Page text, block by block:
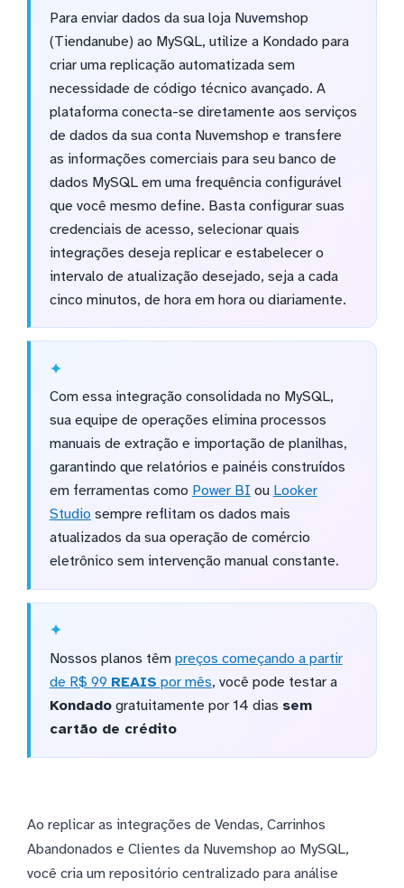
Para enviar dados da sua loja Nuvemshop
(Tiendanube) ao MySQL, utilize a Kondado para
criar uma replicação automatizada sem
necessidade de código técnico avançado. A
plataforma conecta-se diretamente aos serviços
de dados da sua conta Nuvemshop e transfere
as informações comerciais para seu banco de
dados MySQL em uma frequência configurável
que você mesmo define. Basta configurar suas
credenciais de acesso, selecionar quais
integrações deseja replicar e estabelecer o
intervalo de atualização desejado, seja a cada
cinco minutos, de hora em hora ou diariamente.
Com essa integração consolidada no MySQL,
sua equipe de operações elimina processos
manuais de extração e importação de planilhas,
garantindo que relatórios e painéis construídos
em ferramentas como Power BI ou Looker
Studio sempre reflitam os dados mais
atualizados da sua operação de comércio
eletrônico sem intervenção manual constante.
Nossos planos têm preços começando a partir
de R$ 99 REAIS por mês, você pode testar a
Kondadogratuitamente por 14 dias sem
cartão de crédito
Ao replicar as integrações de Vendas, Carrinhos
Abandonados e Clientes da Nuvemshop ao MySQL,
você cria um repositório centralizado para análise